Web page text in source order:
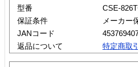
型番
CSE-
保証条件
メーカー
JANコード
返品について
特定商取